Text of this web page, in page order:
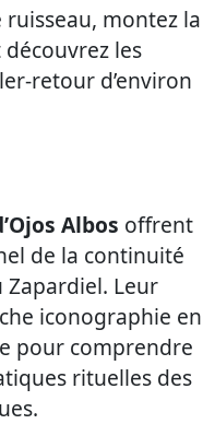
montez la
les
retour d’environ
Albos offrent
de la continuité
Zapardiel. Leur
iconographie en
pour comprendre
rituelles des